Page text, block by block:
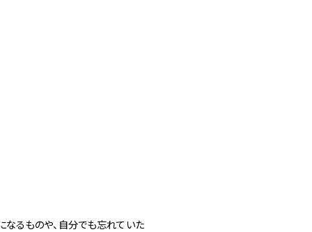
なるものや、自分でも忘れていた